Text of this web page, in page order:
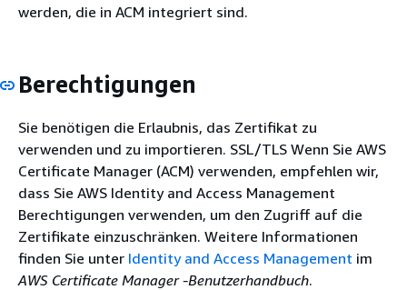
werden, die in ACM integriert sind.
Berechtigungen
Sie benötigen die Erlaubnis, das Zertifikat zu
verwenden und zu importieren. SSL/TLS Wenn Sie AWS
Certificate Manager (ACM) verwenden, empfehlen wir,
dass Sie AWS Identity and Access Management
Berechtigungen verwenden, um den Zugriff auf die
Zertifikate einzuschränken. Weitere Informationen
finden Sie unter Identity and Access Management im
AWS Certificate Manager -Benutzerhandbuch.